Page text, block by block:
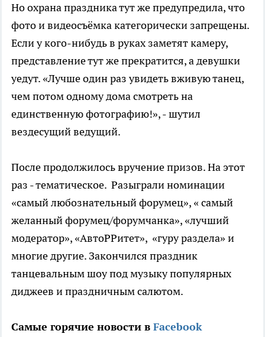
Но охрана праздника тут же предупредила, что
фото и видеосъёмка категорически запрещены.
Если у кого-нибудь в руках заметят камеру,
представление тут же прекратится, а девушки
уедут. «Лучше один раз увидеть вживую танец,
чем потом одному дома смотреть на
единственную фотографию!», - шутил
вездесущий ведущий.
После продолжилось вручение призов. На этот
раз - тематическое. Разыграли номинации
«самый любознательный форумец», « самый
желанный форумец/форумчанка», «лучший
модератор», «АвтоРРитет», «гуру раздела» и
многие другие. Закончился праздник
танцевальным шоу под музыку популярных
диджеев и праздничным салютом.
Самые горячие новости в Facebook